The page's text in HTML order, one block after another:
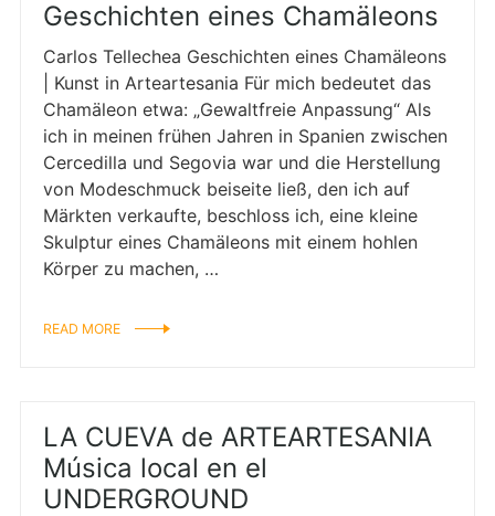
Geschichten eines Chamäleons
Carlos Tellechea Geschichten eines Chamäleons
| Kunst in Arteartesania Für mich bedeutet das
Chamäleon etwa: „Gewaltfreie Anpassung“ Als
ich in meinen frühen Jahren in Spanien zwischen
Cercedilla und Segovia war und die Herstellung
von Modeschmuck beiseite ließ, den ich auf
Märkten verkaufte, beschloss ich, eine kleine
Skulptur eines Chamäleons mit einem hohlen
Körper zu machen, …
READ MORE
LA CUEVA de ARTEARTESANIA
Música local en el
UNDERGROUND